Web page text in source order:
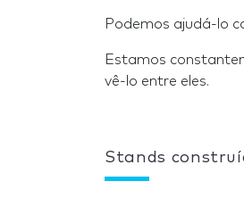
Podemos ajudá-lo
Estamos
vê-lo entre eles.
Stands